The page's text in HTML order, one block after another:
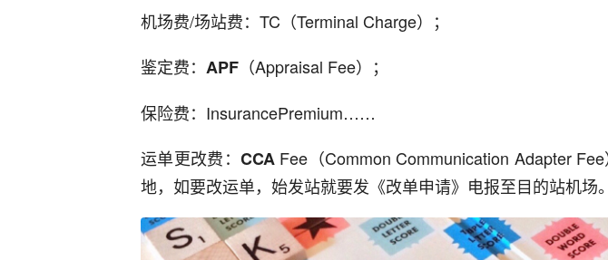
机场费/场站费：TC（Terminal Charge）；
鉴定费： APF （Appraisal Fee）；
保险费：InsurancePremium……
运单更改费： CCA Fee（Common Communication Adapter
地，如要改运单，始发站就要发《改单申请》电报至目的站机场。